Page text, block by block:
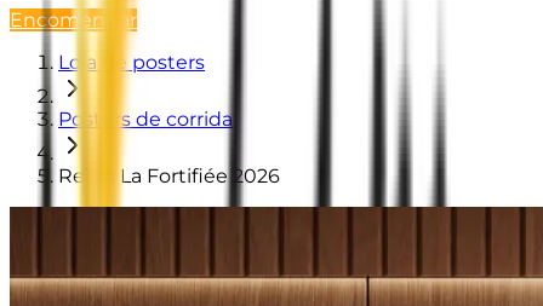
Encomendar
Loja de posters
Posters de corrida
Relais La Fortifiée 2026